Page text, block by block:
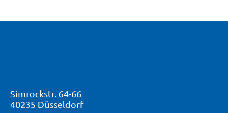
Simrockstr. 64-66
40235 Düsseldorf